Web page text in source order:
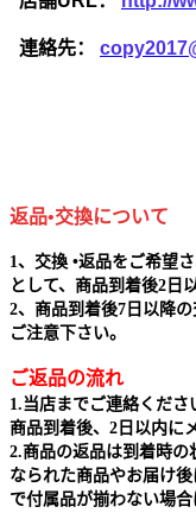
連絡先：
返品•交換について
1、交換 •返品をご希望
として、商品到着後2日
2、商品到着後7日以降
ご注意下さい。
ご返品の流れ
1.当店までご連絡くださ
商品到着後、2日以内に
2.商品の返品は到着時の
なられた商品やお届け
で付属品が揃わない場